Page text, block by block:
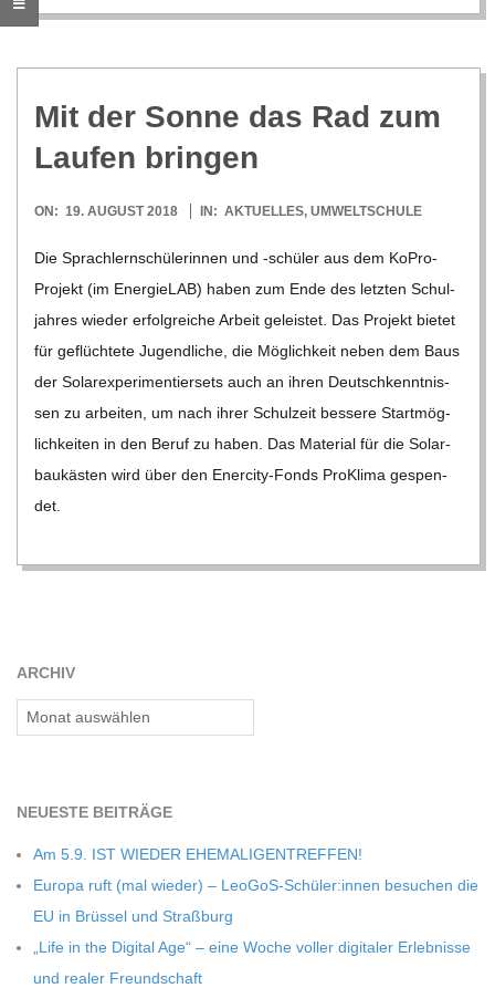
L
D
S
C
H
M
D
T
-
C
U
L
E
Mit der Sonne das Rad zum
Lau­fen bringen
2018-
ON: 19. AUGUST 2018 IN: AKTUELLES, UMWELTSCHULE
Die Sprach­lern­schü­le­rin­nen und ‑schü­ler aus dem KoPro-
Pro­­jekt (im Ener­gie­LAB) haben zum Ende des letz­ten Schul­
jah­res wie­der erfolg­rei­che Arbeit geleis­tet. Das Pro­jekt bie­tet
für geflüch­tete Jugend­li­che, die Mög­lich­keit neben dem Baus
der Solar­ex­pe­ri­men­tier­sets auch an ihren Deutsch­kennt­nis­
sen zu arbei­ten, um nach ihrer Schul­zeit bes­sere Start­mög­
lich­kei­ten in den Beruf zu haben. Das Mate­rial für die Solar­
bau­käs­ten wird über den Ener­­city-Fonds Pro­Klima gespen­
det.
ARCHIV
Archiv
NEU­ESTE BEITRÄGE
Am 5.9. IST WIEDER EHEMALIGENTREFFEN!
Europa ruft (mal wie­der) – LeoGoS-Schüler:innen besu­chen die
EU in Brüs­sel und Straßburg
„Life in the Digi­tal Age“ – eine Woche vol­ler digi­ta­ler Erleb­nisse
und rea­ler Freundschaft